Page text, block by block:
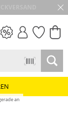
an